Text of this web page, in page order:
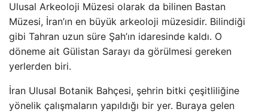
Ulusal Arkeoloji Müzesi olarak da bilinen Bastan
Müzesi, İran’ın en büyük arkeoloji müzesidir. Bilindiği
gibi Tahran uzun süre Şah’ın idaresinde kaldı. O
döneme ait Gülistan Sarayı da görülmesi gereken
yerlerden biri.
İran Ulusal Botanik Bahçesi, şehrin bitki çeşitliliğine
yönelik çalışmaların yapıldığı bir yer. Buraya gelen